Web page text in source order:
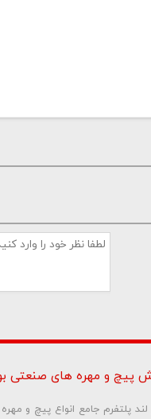
پیچ و مهره های صنعتی
لند پلتفرم جامع انواع پیچ و